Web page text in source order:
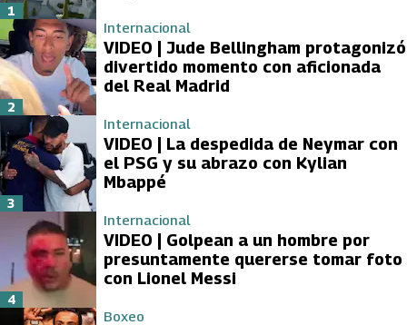
1
Internacional
VIDEO | Jude Bellingham protagonizó
divertido momento con aficionada
del Real Madrid
2
Internacional
VIDEO | La despedida de Neymar con
el PSG y su abrazo con Kylian
Mbappé
3
Internacional
VIDEO | Golpean a un hombre por
presuntamente quererse tomar foto
con Lionel Messi
4
Boxeo